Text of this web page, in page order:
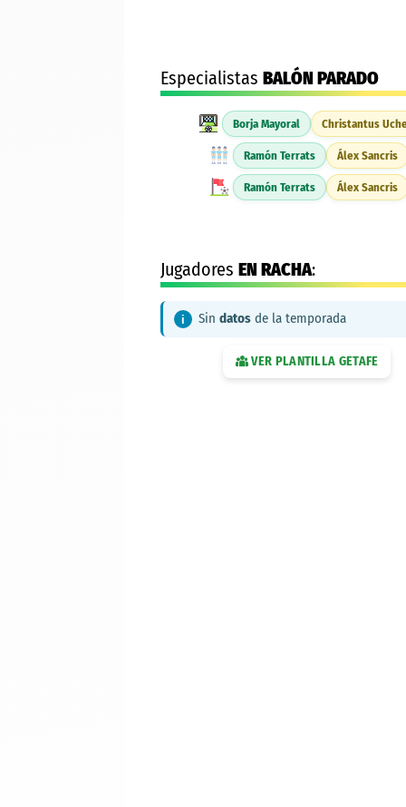
Especialistas BALÓN PARADO
Borja Mayoral Christantus
Ramón Terrats Álex Sancris
Ramón Terrats Álex Sancris
Jugadores EN RACHA:
Sin datos de la temporada
VER PLANTILLA GETAFE